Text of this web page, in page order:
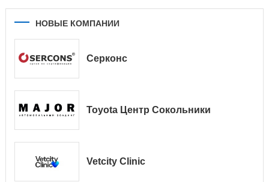
НОВЫЕ КОМПАНИИ
Серконс
Toyota Центр Сокольники
Vetcity Clinic